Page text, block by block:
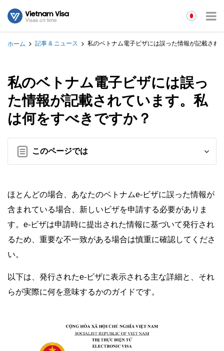
ホーム 記事 & ニュース 私のベトナム電子ビザには誤った情報が記載され
私のベトナム電子ビザには誤っ
た情報が記載されています。私
は何をすべきですか？
このページでは
ほとんどの場合、あなたのベトナムe-ビザに誤った情報が
含まれている場合、新しいビザを申請する必要がありま
す。e-ビザは申請時に提出された情報に基づいて発行され
るため、重要な不一致がある場合は慎重に確認してくださ
い。
以下は、発行されたe-ビザに表示される主な詳細と、それ
らが実際に何を意味するかのガイドです。